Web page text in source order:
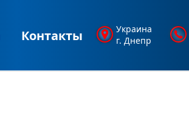
Контакты
Украина
г. Днепр